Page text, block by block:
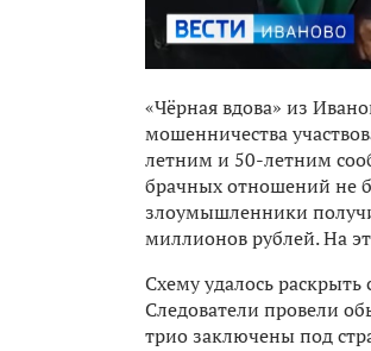
«Чёрная вдова» из
мошенничества
летним и 50-летним
брачных отношений не
злоумышленники
миллионов рублей. На
Схему удалось
Следователи провели
трио заключены под